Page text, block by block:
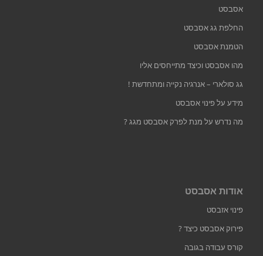
אסבסט
החלפת גג אסבסט
הטמנת אסבסט
מהו אסבסט וכיצד מתייחסים אליו
גג סולארי – אנרגיה נקייה ומתחדשת !
מידע על פינוי אסבסט
מה נדרש על מנת לפרק אסבסט מגג ?
אודות אסבסט
פינוי אזבסט
פירוק אסבסט כיצד ?
קורס עבודה בגובה